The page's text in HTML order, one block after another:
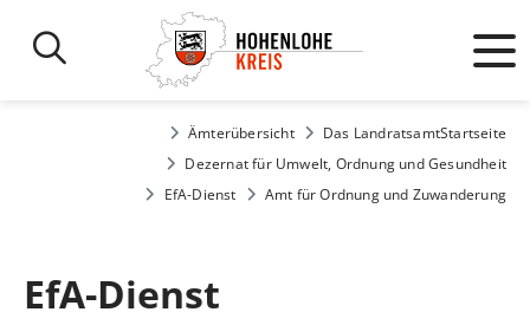
Startseite
Das Landratsamt
Ämterübersicht
Dezernat für Umwelt, Ordnung und Gesundheit
Amt für Ordnung und Zuwanderung
EfA-Dienst
EfA-Dienst